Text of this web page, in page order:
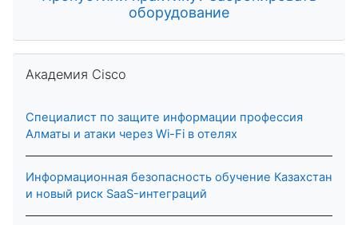
оборудование
Академия Cisco
Специалист по защите информации профессия
Алматы и атаки через Wi-Fi в отелях
Информационная безопасность обучение Казахстан
и новый риск SaaS-интеграций